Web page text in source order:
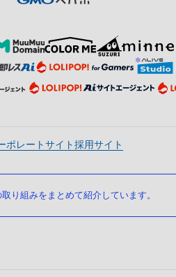
ポレートサイト採用サイト
り組みをまとめて紹介しています。